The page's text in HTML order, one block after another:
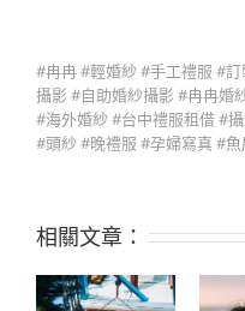
#冉冉 #輕婚紗 #手工禮服 #
攝影 #自助婚紗攝影 #冉冉婚
#海外婚紗 #台中禮服租借 #
#頭紗 #晚禮服 #孕婦寫真 #
相關文章：